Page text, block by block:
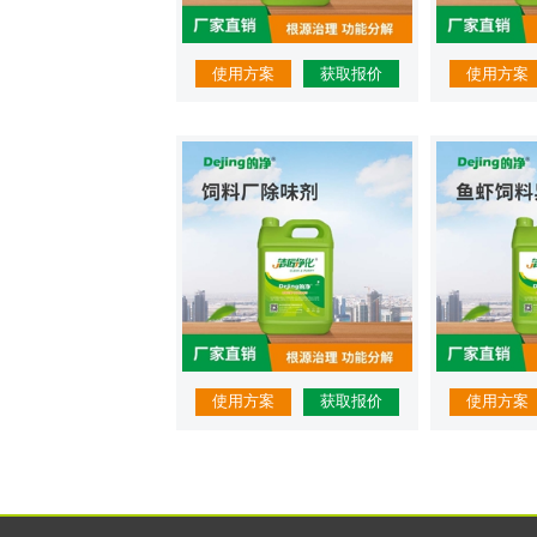
使用方案 获取报价 使用方案
使用方案 获取报价 使用方案